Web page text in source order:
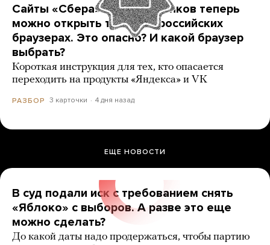
Сайты «Сбера» и других банков теперь
можно открыть только в российских
браузерах. Это опасно? И какой браузер
выбрать?
Короткая инструкция для тех, кто опасается
переходить на продукты «Яндекса» и VK
РАЗБОР 3 карточки 4 дня назад
ЕЩЕ НОВОСТИ
В суд подали иск с требованием снять
«Яблоко» с выборов. А разве это еще
можно сделать?
До какой даты надо продержаться, чтобы партию